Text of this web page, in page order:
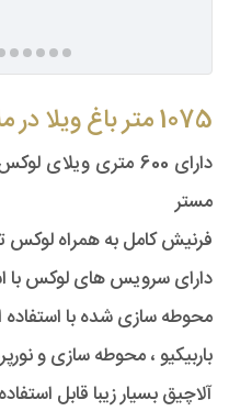
1075 متر باغ ویلا در ملارد منطقه خوشنام ملارد
مستر
فرنیش کامل به همراه لوکس
دارای سرویس های لوکس با
محوطه سازی شده با استفاده
باربیکیو ، محوطه سازی و
آلاچیق بسیار زیبا قابل